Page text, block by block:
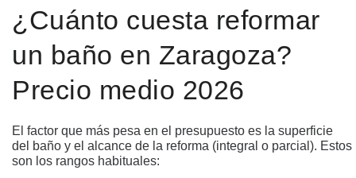
¿Cuánto cuesta reformar
un baño en Zaragoza?
Precio medio 2026
El factor que más pesa en el presupuesto es la superficie
del baño y el alcance de la reforma (integral o parcial). Estos
son los rangos habituales: